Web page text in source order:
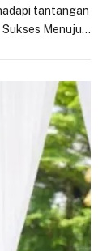
tantangan
Sukses Menuju…